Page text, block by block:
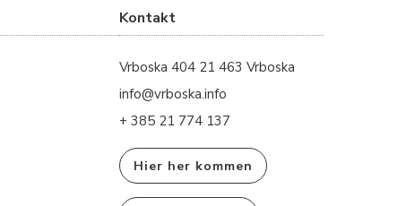
Kontakt
Vrboska 404 21 463 Vrboska
info@vrboska.info
+ 385 21 774 137
Hier her kommen